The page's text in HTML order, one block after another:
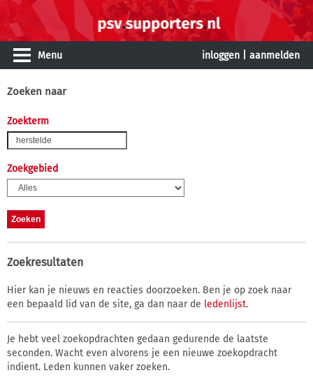
Menu inloggen aanmelden
Zoeken naar
Zoekterm
Zoekgebied
Zoekresultaten
Hier kan je nieuws en reacties doorzoeken. Ben je op zoek naar
een bepaald lid van de site, ga dan naar de ledenlijst.
Je hebt veel zoekopdrachten gedaan gedurende de laatste
seconden. Wacht even alvorens je een nieuwe zoekopdracht
indient. Leden kunnen vaker zoeken.